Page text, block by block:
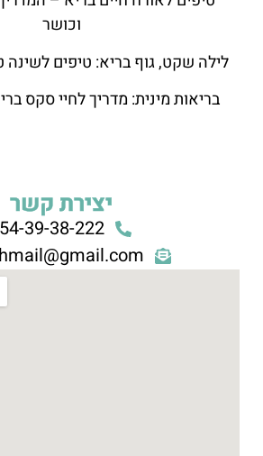
וכושר
לילה שקט, גוף בריא: טיפים לשינה
בריאות מינית: מדריך לחיי סקס
יצירת קשר
39-38-222